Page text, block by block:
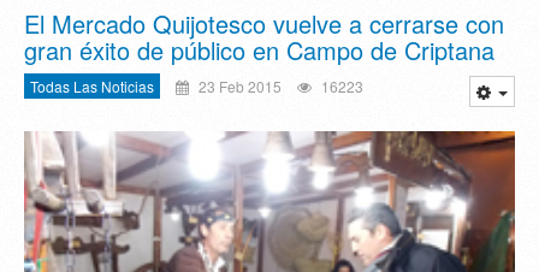
El Mercado Quijotesco vuelve a cerrarse con
gran éxito de público en Campo de Criptana
Todas Las Noticias 23 Feb 2015 16223